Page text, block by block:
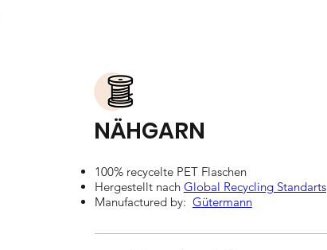
100% recycelte PET Flaschen
Hergestellt nach Global Recycling Standarts
Manufactured by: Gütermann
NÄHGARN